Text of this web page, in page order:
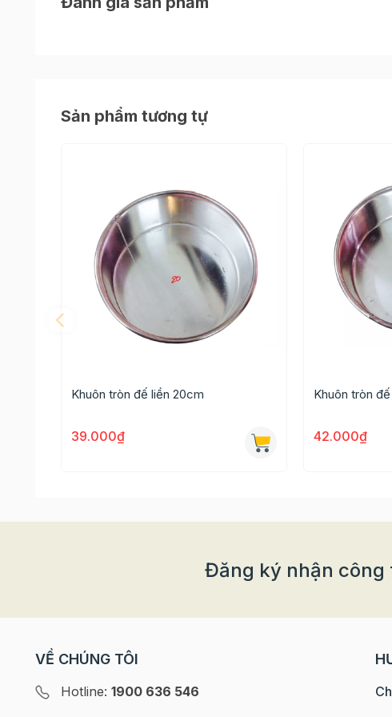
Kích thước: 8*12cm
Thường dùng để làm các loại bánh gato, bông lan
Sản phẩm tương tự
Khuôn tròn đế liền 20cm
39.000₫
Khuôn tròn
42.000₫
Đăng ký nhận công
VỀ CHÚNG TÔI
Hotline: 1900 636 546